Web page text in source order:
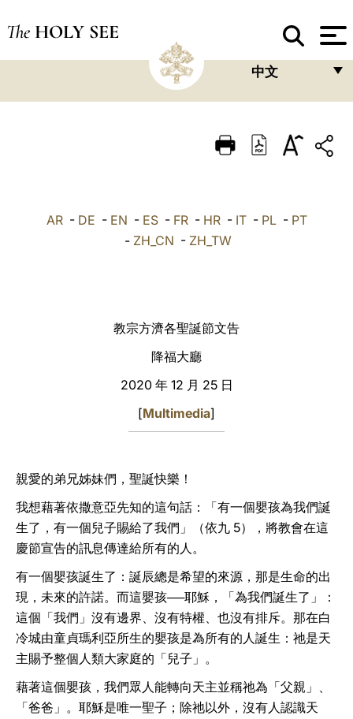
The HOLY SEE
中文
FRANÇAIS
ENGLISH
ESPAÑOL
AR- DE - EN - ES- FR- HR- IT- PL- PT
- ZH_CN - ZH_TW
教宗方濟各聖誕節文告
降福大廳
2020 年 12 月 25 日
[Multimedia]
親愛的弟兄姊妹們，聖誕快樂！
我想藉著依撒意亞先知的這句話：「有一個嬰孩為我們誕
生了，有一個兒子賜給了我們」（依九 5），將教會在這
慶節宣告的訊息傳達給所有的人。
有一個嬰孩誕生了：誕辰總是希望的來源，那是生命的出
現，未來的許諾。而這嬰孩──耶穌，「為我們誕生了」：
這個「我們」沒有邊界、沒有特權、也沒有排斥。那在白
冷城由童貞瑪利亞所生的嬰孩是為所有的人誕生：祂是天
主賜予整個人類大家庭的「兒子」。
藉著這個嬰孩，我們眾人能轉向天主並稱祂為「父親」、
「爸爸」。耶穌是唯一聖子；除祂以外，沒有人認識天